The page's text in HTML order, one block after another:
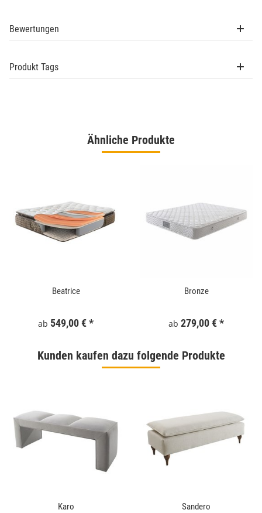
Bewertungen
Produkt Tags
Ähnliche Produkte
Beatrice
ab 549,00 €*
Bronze
ab 279,00 €*
Kunden kaufen dazu folgende Produkte
Karo Sandero